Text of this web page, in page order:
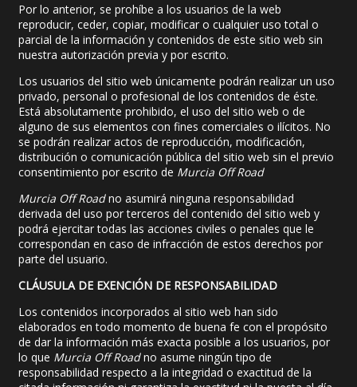
Por lo anterior, se prohíbe a los usuarios de la web
reproducir, ceder, copiar, modificar o cualquier uso total o
parcial de la información y contenidos de este sitio web sin
nuestra autorización previa y por escrito.
Los usuarios del sitio web únicamente podrán realizar un uso
privado, personal o profesional de los contenidos de éste.
Está absolutamente prohibido, el uso del sitio web o de
alguno de sus elementos con fines comerciales o ilícitos. No
se podrán realizar actos de reproducción, modificación,
distribución o comunicación pública del sitio web sin el previo
consentimiento por escrito de Murcia Off Road
Murcia Off Roadno asumirá ninguna responsabilidad
derivada del uso por terceros del contenido del sitio web y
podrá ejercitar todas las acciones civiles o penales que le
correspondan en caso de infracción de estos derechos por
parte del usuario.
CLÁUSULA DE EXENCIÓN DE RESPONSABILIDAD
Los contenidos incorporados al sitio web han sido
elaborados en todo momento de buena fe con el propósito
de dar la información más exacta posible a los usuarios, por
lo que Murcia Off Roadno asume ningún tipo de
responsabilidad respecto a la integridad o exactitud de la